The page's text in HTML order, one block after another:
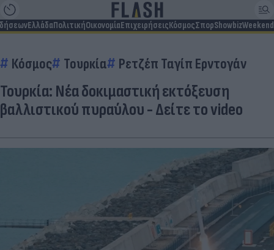
ΕλλάδαΠολιτικήΟικονομίαΕπιχειρήσειςΚόσμοςΣπορShowbizWeekend
Κόσμος Τουρκία Ρετζέπ Ταγίπ Ερντογάν
Τουρκία: Νέα δοκιμαστική εκτόξευση
βαλλιστικού πυραύλου - Δείτε το video